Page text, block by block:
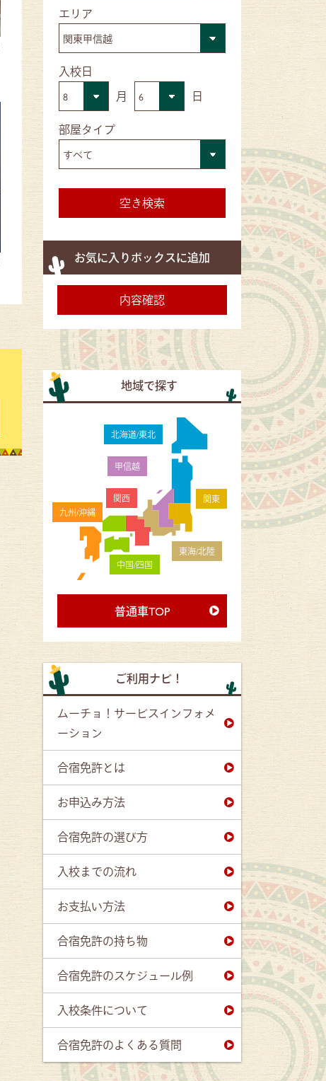
■エリア
■入校日
月
日
■部屋タイプ
お気に入りボックスに追加
地域で探す
北海道/東北
甲信越
関東
東海/北陸
関西
中国/四国
九州/沖縄
普通車TOP
ご利用ナビ！
ムーチョ！サービスインフォメ
ーション
合宿免許とは
お申込み方法
合宿免許の選び方
入校までの流れ
お支払い方法
合宿免許の持ち物
合宿免許のスケジュール例
入校条件について
合宿免許のよくある質問